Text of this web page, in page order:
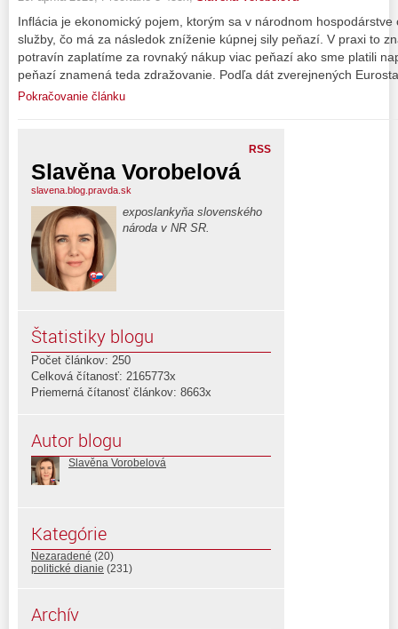
Inflácia je ekonomický pojem, ktorým sa v národnom
služby, čo má za následok zníženie kúpnej sily peňazí. V praxi to
potravín zaplatíme za rovnaký nákup viac peňazí ako sme platili
peňazí znamená teda zdražovanie. Podľa dát zverejnených
Pokračovanie článku
RSS
Slavěna Vorobelová
slavena.blog.pravda.sk
exposlankyňa slovenského
národa v NR SR.
Štatistiky blogu
Počet článkov: 250
Celková čítanosť: 2165773x
Priemerná čítanosť článkov: 8663x
Autor blogu
Slavěna Vorobelová
Kategórie
Nezaradené (20)
politické dianie (231)
Archív